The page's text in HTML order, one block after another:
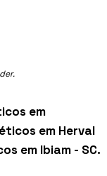
em
em Herval
em Ibiam - SC.